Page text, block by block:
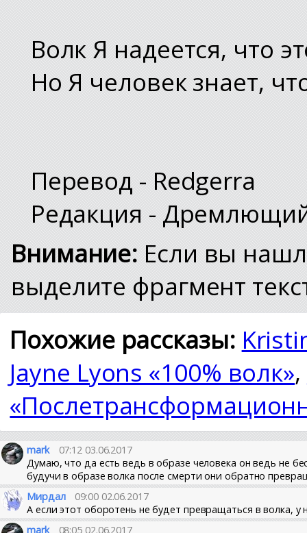
Волк Я надеется, что
Но Я человек знает,
Перевод - Redgerra
Редакция -
Внимание: Если вы
выделите фрагмент
Похожие рассказы:
Jayne Lyons «100% волк»,
mark
07:12 03.06.2017
Думаю, что да есть ведь в образе человека он ведь не
будучи в образе волка после смерти они обратно
Мирдал
09:00 02.06.2017
А если этот оборотень не будет превращаться в волка,
mark
08:05 02.06.2017